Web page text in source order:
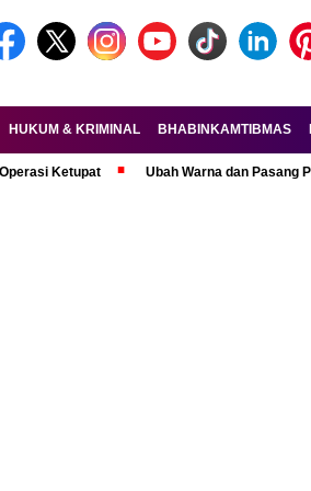
HUKUM & KRIMINAL BHABINKAMTIBMAS
Ketupat Ubah Warna dan Pasang Pelat